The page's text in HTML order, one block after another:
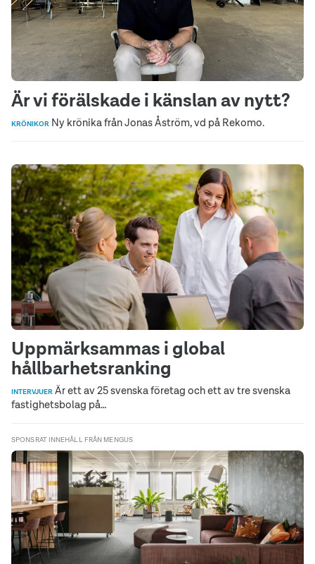
Är vi förälskade i känslan av nytt?
KRÖNIKOR Ny krönika från Jonas Åström, vd på Rekomo.
Uppmärksammas i global
hållbarhetsranking
INTERVJUER Är ett av 25 svenska företag och ett av tre svenska
fastighetsbolag på…
SPONSRAT INNEHÅLL FRÅN MENGUS